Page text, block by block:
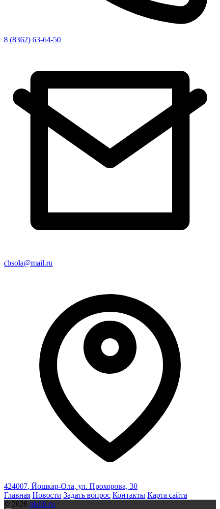
8 (8362) 63-64-50
cbsola@mail.ru
424007, Йошкар-Ола, ул. Прохорова, 30
Главная Новости Задать вопрос Контакты Карта сайта
© 2026 olalib.ru